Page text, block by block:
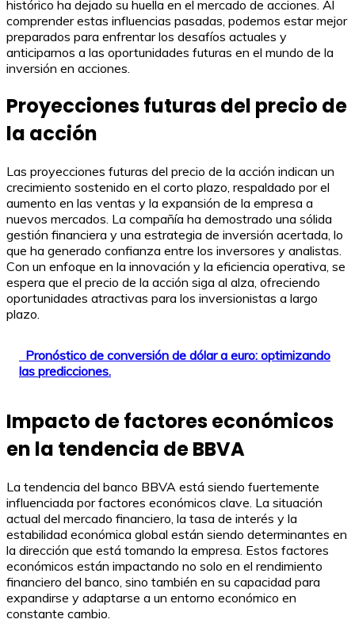
histórico ha dejado su huella en el mercado de acciones. Al
comprender estas influencias pasadas, podemos estar mejor
preparados para enfrentar los desafíos actuales y
anticiparnos a las oportunidades futuras en el mundo de la
inversión en acciones.
Proyecciones futuras del precio de
la acción
Las proyecciones futuras del precio de la acción indican un
crecimiento sostenido en el corto plazo, respaldado por el
aumento en las ventas y la expansión de la empresa a
nuevos mercados. La compañía ha demostrado una sólida
gestión financiera y una estrategia de inversión acertada, lo
que ha generado confianza entre los inversores y analistas.
Con un enfoque en la innovación y la eficiencia operativa, se
espera que el precio de la acción siga al alza, ofreciendo
oportunidades atractivas para los inversionistas a largo
plazo.
Pronóstico de conversión de dólar a euro: optimizando
las predicciones.
Impacto de factores económicos
en la tendencia de BBVA
La tendencia del banco BBVA está siendo fuertemente
influenciada por factores económicos clave. La situación
actual del mercado financiero, la tasa de interés y la
estabilidad económica global están siendo determinantes en
la dirección que está tomando la empresa. Estos factores
económicos están impactando no solo en el rendimiento
financiero del banco, sino también en su capacidad para
expandirse y adaptarse a un entorno económico en
constante cambio.